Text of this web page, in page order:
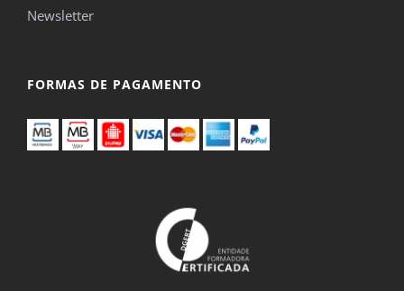
Newsletter
FORMAS DE PAGAMENTO